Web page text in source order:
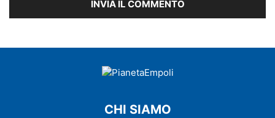
CHI SIAMO